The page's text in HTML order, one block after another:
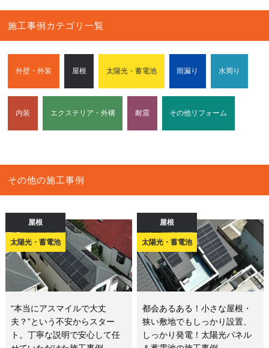
施工事例カテゴリ一覧
外壁・外装 屋根 太陽光・蓄電池 雨漏り 水周り
内装 エクステリア・外構 耐震 その他リフォーム
その他の施工事例
屋根
太陽光・蓄電池
“本当にアスマイルで大丈
夫？”という不安からスター
ト。丁寧な説明で安心して任
屋根
太陽光・蓄電池
都会あるある！小さな屋根・
狭い敷地でもしっかり設置、
しっかり発電！太陽光パネル